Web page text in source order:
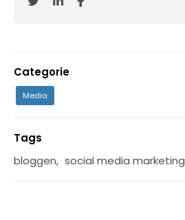
Categorie
Media
Tags
bloggen, social media marketing